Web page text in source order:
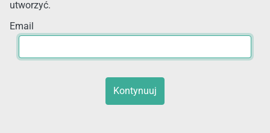
utworzyć.
Email
Kontynuuj